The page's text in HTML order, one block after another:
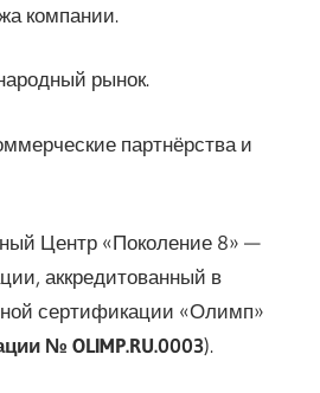
компании.
рынок.
партнёрства и
Центр «Поколение 8» —
аккредитованный в
сертификации «Олимп»
№ OLIMP.RU.0003).